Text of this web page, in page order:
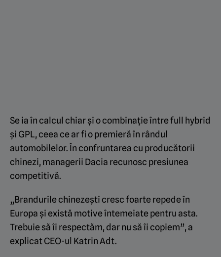
Se ia în calcul chiar și o combinație între full hybrid
și GPL, ceea ce ar fi o premieră în rândul
automobilelor. În confruntarea cu producătorii
chinezi, managerii Dacia recunosc presiunea
competitivă.
„Brandurile chinezești cresc foarte repede în
Europa și există motive întemeiate pentru asta.
Trebuie să îi respectăm, dar nu să îi copiem”, a
explicat CEO-ul Katrin Adt.